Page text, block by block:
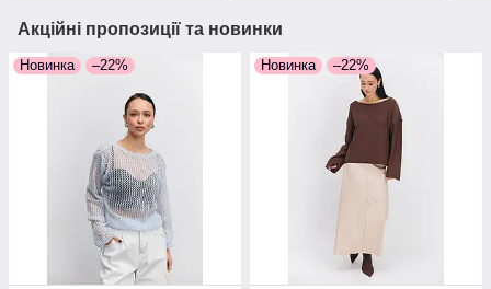
Акційні пропозиції та новинки
Новинка –22% Новинка –22%